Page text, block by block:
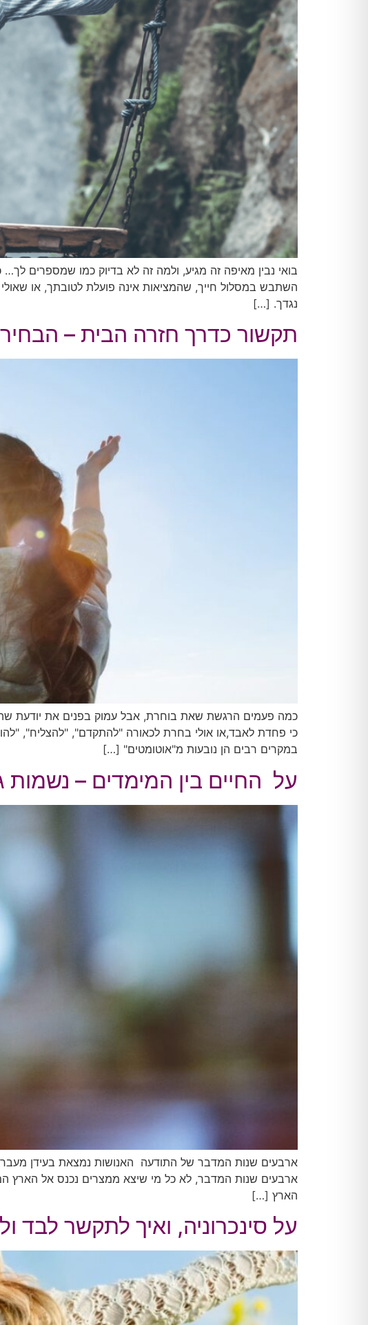
בואי נבין מאיפה זה מגיע, ולמה זה לא בדיוק כמו שמספרים
השתבש במסלול חייך, שהמציאות אינה פועלת לטובתך, או
נגדך. […]
תקשור כדרך חזרה הבית –
כמה פעמים הרגשת שאת בוחרת, אבל עמוק בפנים את יודעת
כי פחדת לאבד,או אולי בחרת לכאורה "להתקדם", "להצליח",
במקרים רבים הן נובעות מ"אוטומטים" […]
על החיים בין המימדים –
ארבעים שנות המדבר של התודעה האנושות נמצאת בעידן מעבר
ארבעים שנות המדבר, לא כל מי שיצא ממצרים נכנס אל הארץ
הארץ […]
על סינכרוניה, ואיך לתקשר לבד